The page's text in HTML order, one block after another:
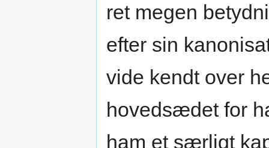
ret megen
efter sin
vide kendt over
hovedsædet for
ham et særligt